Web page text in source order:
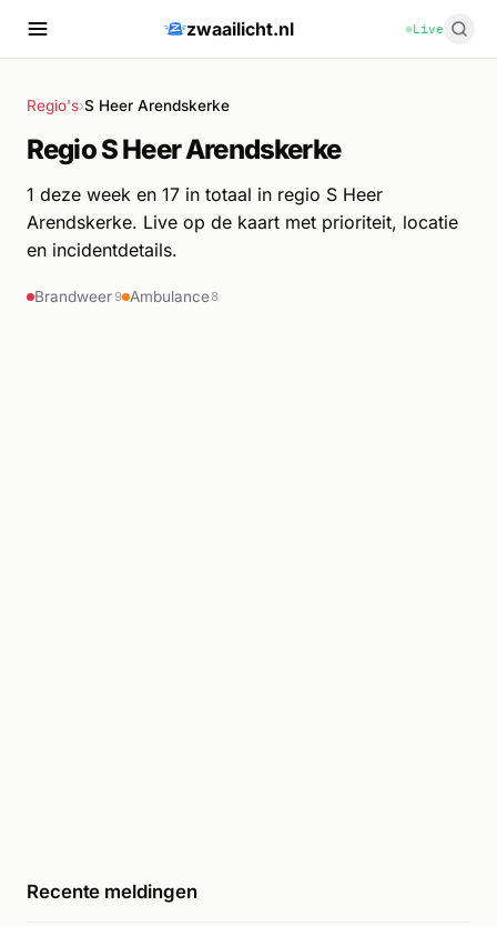
zwaailicht.nl Live
Regio's›S Heer Arendskerke
Regio S Heer Arendskerke
1 deze week en 17 in totaal in regio S Heer
Arendskerke. Live op de kaart met prioriteit, locatie
en incidentdetails.
Brandweer 9 Ambulance8
Recente meldingen